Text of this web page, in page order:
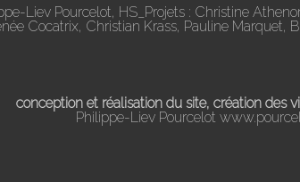
Liev Pourcelot, HS_Projets : Christine
Cocatrix, Christian Krass, Pauline
conception et réalisation du site, création des
Philippe-Liev Pourcelot